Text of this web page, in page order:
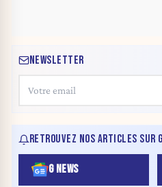
NEWSLETTER
RETROUVEZ NOS ARTICLES SUR
G NEWS